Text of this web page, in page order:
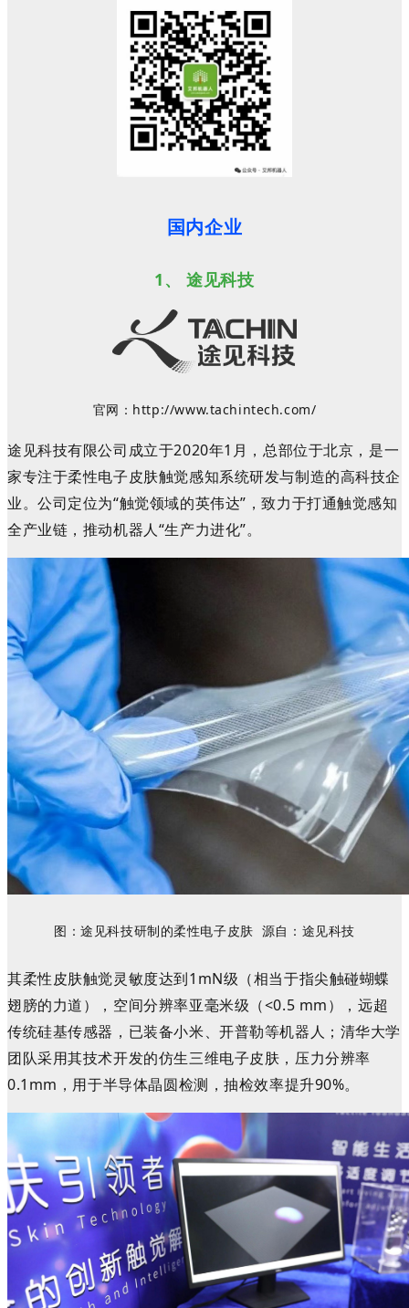
国内企业
1、途见科技
官网： http://www.tachintech.com/
途见科技有限公司成立于2020年1月，总部位于北京，是一
家专注于柔性电子皮肤触觉感知系统研发与制造的高科技企
业。公司定位为“触觉领域的英伟达”，致力于打通触觉感知
全产业链，推动机器人“生产力进化”。
图：途见科技研制的柔性电子皮肤 源自： 途见科技
其柔性皮肤触觉灵敏度达到1mN级（相当于指尖触碰蝴蝶
翅膀的力道），空间分辨率亚毫米级（<0.5 mm），远超
传统硅基传感器，已装备小米、开普勒等机器人；清华大学
团队采用其技术开发的仿生三维电子皮肤，压力分辨率
0.1mm，用于半导体晶圆检测，抽检效率提升90%。